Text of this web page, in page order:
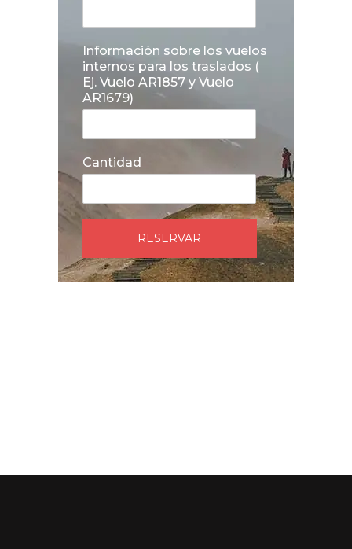
Información sobre los vuelos
internos para los traslados (
Ej. Vuelo AR1857 y Vuelo
AR1679)
Cantidad
RESERVAR